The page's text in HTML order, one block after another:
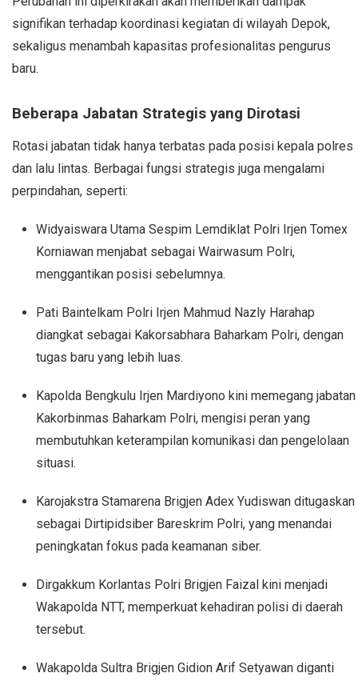
signifikan terhadap koordinasi kegiatan di wilayah Depok,
sekaligus menambah kapasitas profesionalitas pengurus
baru.
Beberapa Jabatan Strategis yang Dirotasi
Rotasi jabatan tidak hanya terbatas pada posisi kepala polres
dan lalu lintas. Berbagai fungsi strategis juga mengalami
perpindahan, seperti:
Widyaiswara Utama Sespim Lemdiklat Polri Irjen Tomex
Korniawan menjabat sebagai Wairwasum Polri,
menggantikan posisi sebelumnya.
Pati Baintelkam Polri Irjen Mahmud Nazly Harahap
diangkat sebagai Kakorsabhara Baharkam Polri, dengan
tugas baru yang lebih luas.
Kapolda Bengkulu Irjen Mardiyono kini memegang jabatan
Kakorbinmas Baharkam Polri, mengisi peran yang
membutuhkan keterampilan komunikasi dan pengelolaan
situasi.
Karojakstra Stamarena Brigjen Adex Yudiswan ditugaskan
sebagai Dirtipidsiber Bareskrim Polri, yang menandai
peningkatan fokus pada keamanan siber.
Dirgakkum Korlantas Polri Brigjen Faizal kini menjadi
Wakapolda NTT, memperkuat kehadiran polisi di daerah
tersebut.
Wakapolda Sultra Brigjen Gidion Arif Setyawan diganti